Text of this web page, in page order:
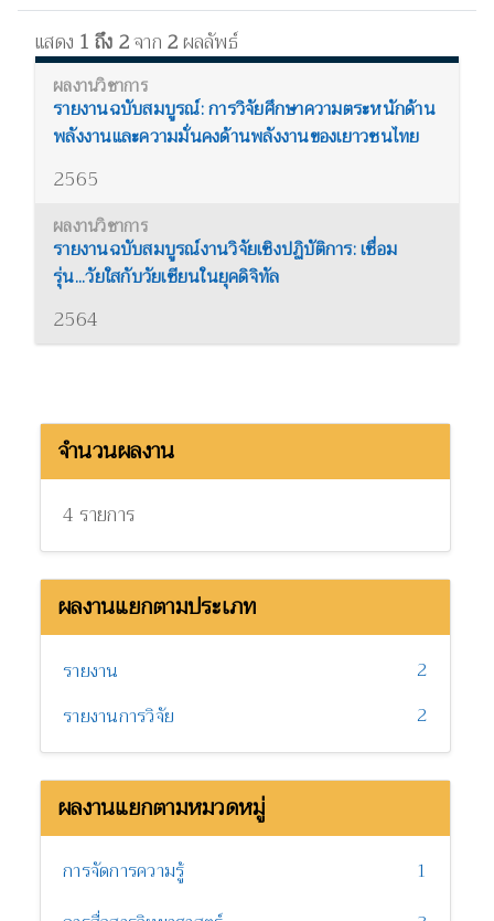
แสดง 1 ถึง 2จาก 2ผลลัพธ์
รายงานฉบับสมบูรณ์: การวิจัยศึกษาความตระหนักด้าน
พลังงานและความมั่นคงด้านพลังงานของเยาวชนไทย
2565
รายงานฉบับสมบูรณ์งานวิจัยเชิงปฏิบัติการ: เชื่อม
รุ่น...วัยใสกับวัยเซียนในยุคดิจิทัล
2564
จำนวนผลงาน
4 รายการ
ผลงานแยกตามประเภท
รายงาน
2
รายงานการวิจัย
2
ผลงานแยกตามหมวดหมู่
การจัดการความรู้
1